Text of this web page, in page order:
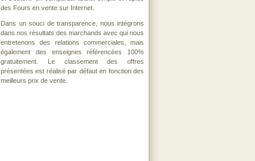
des Fours en vente sur Internet.
Dans un souci de transparence, nous intégrons
dans nos résultats des marchands avec qui nous
entretenons des relations commerciales, mais
également des enseignes référencées 100%
gratuitement. Le classement des offres
présentées est réalisé par défaut en fonction des
meilleurs prix de vente.